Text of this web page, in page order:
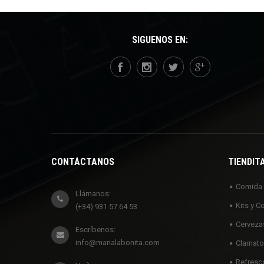
SÍGUENOS EN:
CONTÁCTANOS
Llámanos:
(+34) 931 57 64 53
Escríbenos:
info@marialabonita.com
Kits y